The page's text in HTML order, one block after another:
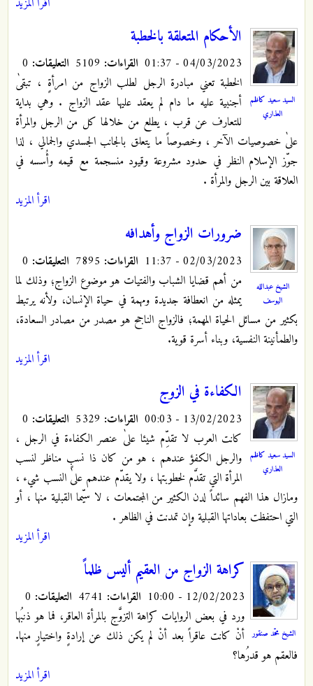
السيد سعيد كاظم
العذاري
الأحكام المتعلقة بالخطبة
04/03/2023 - 01:37 القراءات: التعليقات:
الخطبة تعني مبادرة الرجل لطلب الزواج من امرأةٍ ، تبقىٰ
أجنبية عليه ما دام لم يعقد عليها عقد الزواج . وهي بداية
للتعارف عن قرب ، يطلع من خلالها كل من الرجل والمرأة
علىٰ خصوصيات الآخر ، وخصوصاً ما يتعلق بالجانب الجسدي والجمالي ، لذا
جوّز الإسلام النظر في حدود مشروعة وقيود منسجمة مع قيمه وأُسسه في
العلاقة بين الرجل والمرأة .
اقرأ المزيد
الشيخ عبدالله
اليوسف
ضرورات الزواج وأهدافه
02/03/2023 - 11:37 القراءات: التعليقات:
من أهم قضايا الشباب والفتيات هو موضوع الزواج؛ وذلك لما
يمثله من انعطافة جديدة ومهمة في حياة الإنسان، ولأنه يرتبط
بكثير من مسائل الحياة المهمة؛ فالزواج الناجح هو مصدر من مصادر السعادة،
والطمأنينة النفسية، وبناء أسرة قوية.
اقرأ المزيد
السيد سعيد كاظم
العذاري
الكفاءة في الزوج
13/02/2023 - 00:03 القراءات: التعليقات:
كانت العرب لا تقدِّم شيئا علىٰ عنصر الكفاءة في الرجل ،
والرجل الكفؤ عندهم ، هو من كان ذا نسبٍ مناظر لنسب
المرأة التي تقدَّم لخطوبتها ، ولا يقدّم عندهم علىٰ النسب شيء ،
ومازال هذا الفهم سائداً لدن الكثير من المجتمعات ، لا سيّما القبلية منها ، أو
التي احتفظت بعاداتها القبلية وإن تمدنت في الظاهر .
اقرأ المزيد
الشيخ محمّد صنقور
كراهة الزواج من العقيم أليس ظلماً
12/02/2023 - 10:00 القراءات: التعليقات:
ورد في بعض الروايات كراهة التزوَّج بالمرأة العاقر، فما هو ذنبُها
أنْ كانت عاقراً بعد أنْ لم يكن ذلك عن إرادةٍ واختيارٍ منها.
فالعقم هو قدرُها؟
اقرأ المزيد